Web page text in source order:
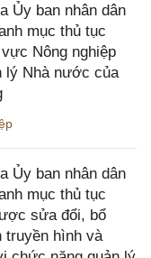
Ủy ban nhân dân
mục thủ tục
Nông nghiệp
lý Nhà nước của
Ủy ban nhân dân
mục thủ tục
sửa đổi, bổ
truyền hình và